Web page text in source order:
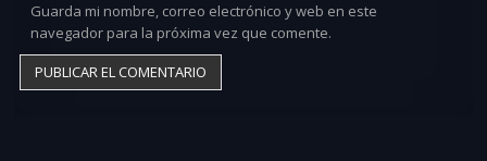
Guarda mi nombre, correo electrónico y web en este
navegador para la próxima vez que comente.